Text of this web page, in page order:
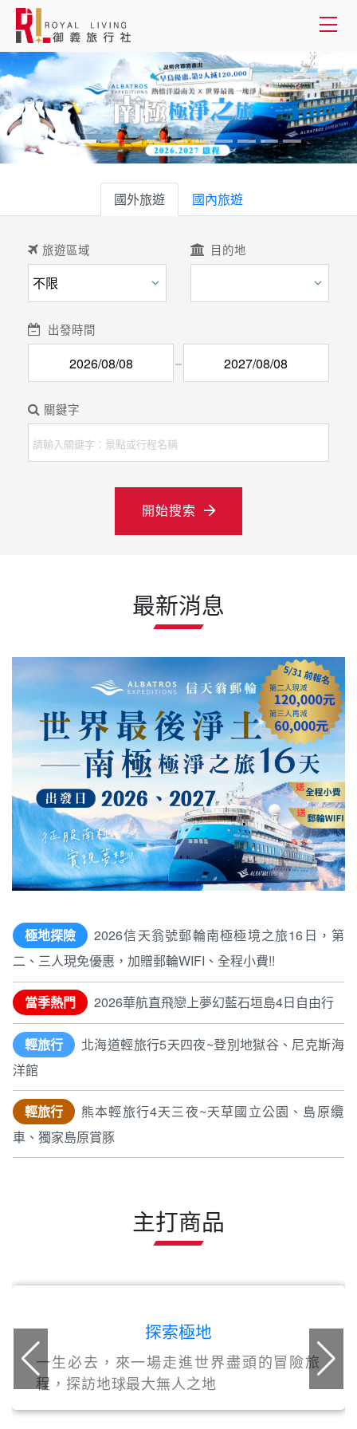
會員登入
國外旅遊
國內旅遊
客製服務
旅遊資訊
關於御義
國外旅遊 國內旅遊
旅遊區域 目的地
出發時間
關鍵字
開始搜索
最新消息
極地探險
2026信天翁號郵輪南極極境之旅16日，第
二、三人現免優惠，加贈郵輪WIFI、全程小費!!
當季熱門 2026華航直飛戀上夢幻藍石垣島4日自由行
輕旅行
北海道輕旅行5天四夜~登別地獄谷、尼克斯海
洋館
輕旅行
熊本輕旅行4天三夜~天草國立公園、島原纜
車、獨家島原賞豚
主打商品
探索極地
一生必去，來一場走進世界盡頭的冒險旅
程，探訪地球最大無人之地